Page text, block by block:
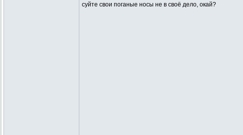
суйте свои поганые носы не в своё дело, окай?